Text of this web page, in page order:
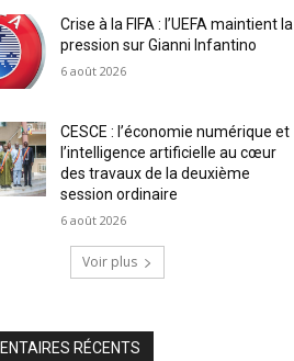
Crise à la FIFA : l’UEFA maintient la
pression sur Gianni Infantino
6 août 2026
CESCE : l’économie numérique et
l’intelligence artificielle au cœur
des travaux de la deuxième
session ordinaire
6 août 2026
Voir plus
RÉCENTS